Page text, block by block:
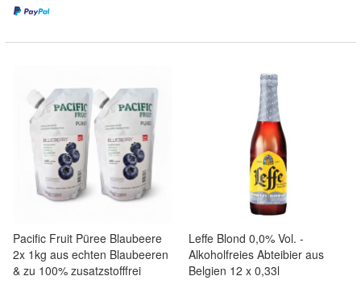
Pacific Fruit Püree Blaubeere
2x 1kg aus echten Blaubeeren
& zu 100% zusatzstofffrei
Leffe Blond 0,0% Vol. -
Alkoholfreies Abteibier aus
Belgien 12 x 0,33l